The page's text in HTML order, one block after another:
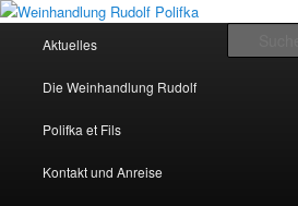
Weinhandlung
Zum Inhalt wechseln
Aktuelles
Die Weinhandlung Rudolf
Polifka et Fils
Kontakt und Anreise